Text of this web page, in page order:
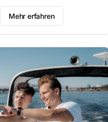
Mehr erfahren